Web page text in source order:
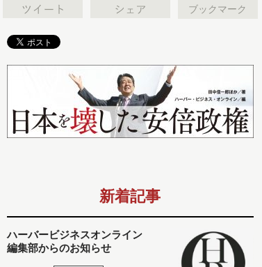
ブックマーク
新着記事
ハーバービジネスオンライン
編集部からのお知らせ